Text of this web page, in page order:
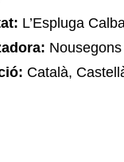
L’Espluga
Nousegons
Català,